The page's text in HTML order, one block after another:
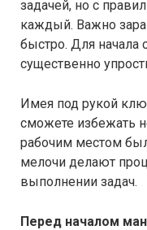
задачей, но с
каждый. Важно
быстро. Для начала
существенно
Имея под рукой
сможете избежать
рабочим местом
мелочи делают
выполнении задач.
Перед началом